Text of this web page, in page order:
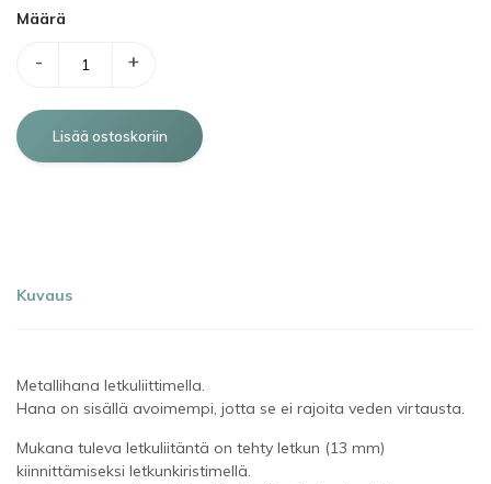
Määrä
- +
Kuvaus
Metallihana letkuliittimella.
Hana on sisällä avoimempi, jotta se ei rajoita veden virtausta.
Mukana tuleva letkuliitäntä on tehty letkun (13 mm)
kiinnittämiseksi letkunkiristimellä.